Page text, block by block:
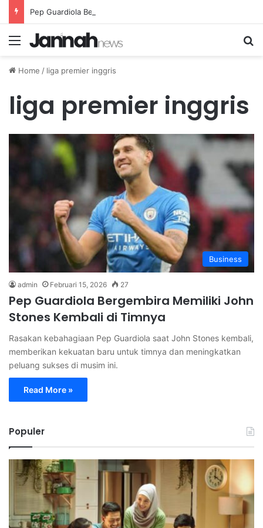
Menu
Home / liga premier inggris
liga premier inggris
Business
admin Februari 15, 2026 27
Pep Guardiola Bergembira Memiliki John
Stones Kembali di Timnya
Rasakan kebahagiaan Pep Guardiola saat John Stones kembali,
memberikan kekuatan baru untuk timnya dan meningkatkan
peluang sukses di musim ini.
Read More »
Populer